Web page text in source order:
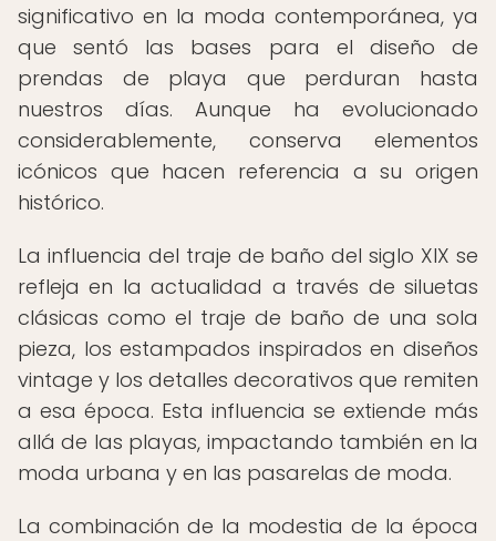
significativo en la moda contemporánea, ya
que sentó las bases para el diseño de
prendas de playa que perduran hasta
nuestros días. Aunque ha evolucionado
considerablemente, conserva elementos
icónicos que hacen referencia a su origen
histórico.
La influencia del traje de baño del siglo XIX se
refleja en la actualidad a través de siluetas
clásicas como el traje de baño de una sola
pieza, los estampados inspirados en diseños
vintage y los detalles decorativos que remiten
a esa época. Esta influencia se extiende más
allá de las playas, impactando también en la
moda urbana y en las pasarelas de moda.
La combinación de la modestia de la época